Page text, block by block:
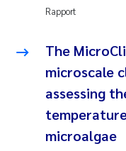
Rapport
The
microscale
assessing
microalgae